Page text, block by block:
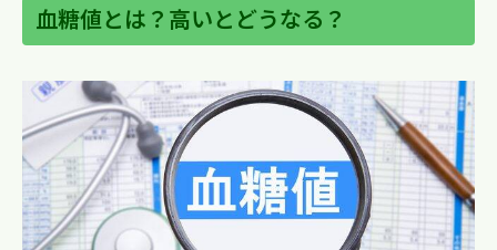
血糖値とは？高いとどうなる？